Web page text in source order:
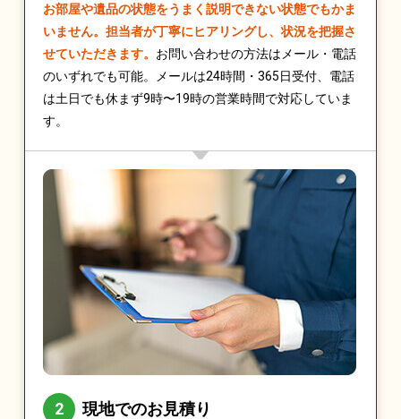
お部屋や遺品の状態をうまく説明できない状態でもかま
いません。担当者が丁寧にヒアリングし、状況を把握さ
せていただきます。 お問い合わせの方法はメール・電話
のいずれでも可能。メールは24時間・365日受付、電話
は土日でも休まず9時〜19時の営業時間で対応していま
す。
現地でのお見積り